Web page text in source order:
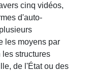
cinq vidéos,
d'auto-
les moyens par
les structures
de l'État ou des